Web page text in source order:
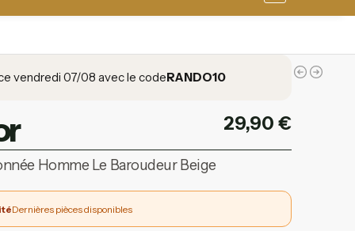
vendredi 07/08 avec le codeRANDO10
29,90 €
Homme Le Baroudeur Beige
Dernières pièces disponibles